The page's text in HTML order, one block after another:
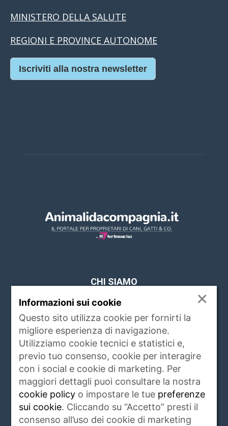
MINISTERO DELLA SALUTE
REGIONI E PROVINCE AUTONOME
Iscriviti alla nostra newsletter
CHI SIAMO
www.animalidacompagnia.it è il portale che
soddisfa le esigenze dei proprietari di PET,
trait d'union tra proprietario e veterinari,
istituzioni, allevatori ed operatori del settore.
Raccoglie ogni giorno notizie di attualità,
igiene e salute, rubriche, eventi e servizi
riguardanti gli animali da compagnia e non
solo.Leggi di più
Contattaci:info@animalidacompagnia.it
Informazioni sui cookie ×
Questo sito utilizza cookie per fornirti la
migliore esperienza di navigazione.
Utilizziamo cookie tecnici e statistici e,
previo tuo consenso, cookie per interagire
con i social e cookie di marketing. Per
maggiori dettagli puoi consultare la nostra
cookie policy o impostare le tue preferenze
sui cookie. Cliccando su “Accetto” presti il
consenso all’uso dei cookie di marketing